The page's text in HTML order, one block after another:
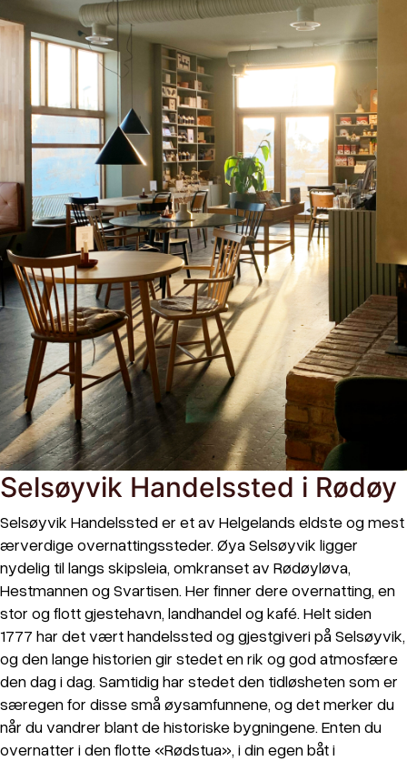
Selsøyvik Handelssted i Rødøy
Selsøyvik Handelssted er et av Helgelands eldste og mest
ærverdige overnattingssteder. Øya Selsøyvik ligger
nydelig til langs skipsleia, omkranset av Rødøyløva,
Hestmannen og Svartisen. Her finner dere overnatting, en
stor og flott gjestehavn, landhandel og kafé. Helt siden
1777 har det vært handelssted og gjestgiveri på Selsøyvik,
og den lange historien gir stedet en rik og god atmosfære
den dag i dag. Samtidig har stedet den tidløsheten som er
særegen for disse små øysamfunnene, og det merker du
når du vandrer blant de historiske bygningene. Enten du
overnatter i den flotte «Rødstua», i din egen båt i